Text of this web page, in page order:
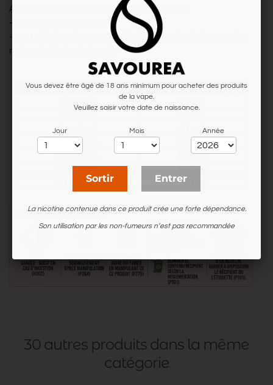
ANTIPOISON/un médecin en cas de malaise.
- P330 : Rincer la bouche.
- P501 : Éliminer le contenu/récipient selon la réglementation
nationale/régionale/locale.
30 autres produits dans la même
catégorie
Vous devez être âgé de 18 ans minimum pour acheter des produits
de la vape.
Veuillez saisir votre date de naissance.
Jour Mois Année
Sortir Entrer
La nicotine contenue dans ce produit crée une forte dépendance.
Son utilisation par les non-fumeurs n’est pas recommandée